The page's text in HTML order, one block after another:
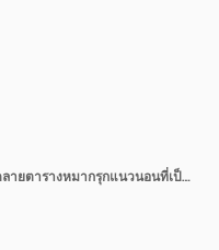
พื้นหลังไล่ระดับสีม่วง y2k พร้อมลวดลายตารางหมากรุกแนวนอนที่เป็นคลื่น